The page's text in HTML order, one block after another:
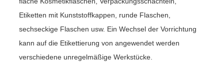
Etiketten mit Kunststoffkappen, runde Flaschen,
sechseckige Flaschen usw. Ein Wechsel der Vorrichtung
kann auf die Etikettierung von angewendet werden
verschiedene unregelmäßige Werkstücke.